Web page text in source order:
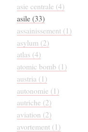
asie centrale (4)
asile (33)
assainissement (1)
asylum (2)
atlas (4)
atomic bomb (1)
austria (1)
autonomie (1)
autriche (2)
aviation (2)
avortement (1)